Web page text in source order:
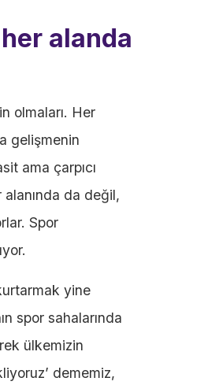
alanda
olmaları. Her
gelişmenin
ama çarpıcı
da değil,
Spor
yine
spor sahalarında
ülkemizin
dememiz,